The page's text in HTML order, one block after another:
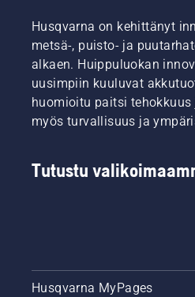
Husqvarna on kehittänyt
metsä-, puisto- ja
alkaen. Huippuluokan
uusimpiin kuuluvat
huomioitu paitsi
myös turvallisuus ja
Tutustu
Husqvarna MyPages